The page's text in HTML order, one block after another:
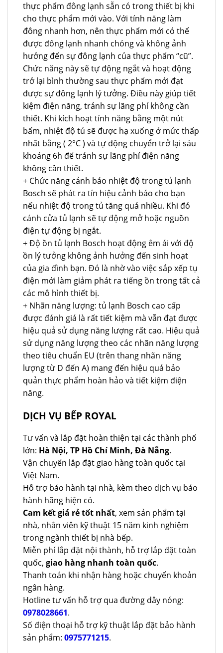
thực phẩm đông lạnh sẵn có trong thiết bị khi
cho thực phẩm mới vào. Với tính năng làm
đông nhanh hơn, nên thực phẩm mới có thể
được đông lạnh nhanh chóng và không ảnh
hưởng đến sự đông lạnh của thực phẩm “cũ”.
Chức năng này sẽ tự động ngắt và hoạt động
trở lại bình thường sau thực phẩm mới đạt
được sự đông lạnh lý tưởng. Điều này giúp tiết
kiệm điện năng, tránh sự lãng phí không cần
thiết. Khi kích hoạt tính năng bằng một nút
bấm, nhiệt độ tủ sẽ được hạ xuống ở mức thấp
nhất bằng ( 2°C ) và tự động chuyển trở lại sáu
khoảng 6h để tránh sự lãng phí điện năng
không cần thiết.
+ Chức năng cảnh báo nhiệt độ trong tủ lạnh
Bosch sẽ phát ra tín hiệu cảnh báo cho bạn
nếu nhiệt độ trong tủ tăng quá nhiều. Khi đó
cánh cửa tủ lạnh sẽ tự động mở hoặc nguồn
điện tự động bị ngắt.
+ Độ ồn tủ lạnh Bosch hoạt động êm ái với độ
ồn lý tưởng không ảnh hưởng đến sinh hoạt
của gia đình bạn. Đó là nhờ vào việc sắp xếp tụ
điện mới làm giảm phát ra tiếng ồn trong tất cả
các mô hình thiết bị.
+ Nhãn năng lượng: tủ lạnh Bosch cao cấp
được đánh giá là rất tiết kiệm mà vẫn đạt được
hiệu quả sử dụng năng lượng rất cao. Hiệu quả
sử dụng năng lượng theo các nhãn năng lượng
theo tiêu chuẩn EU (trên thang nhãn năng
lượng từ D đến A) mang đến hiệu quả bảo
quản thực phẩm hoàn hảo và tiết kiệm điện
năng.
DỊCH VỤ BẾP ROYAL
Tư vấn và lắp đặt hoàn thiện tại các thành phố
lớn: Hà Nội, TP Hồ Chí Minh, Đà Nẵng.
Vận chuyển lắp đặt giao hàng toàn quốc tại
Việt Nam.
Hỗ trợ bảo hành tại nhà, kèm theo dịch vụ bảo
hành hãng hiện có.
Cam kết giá rẻ tốt nhất, xem sản phẩm tại
nhà, nhân viên kỹ thuật 15 năm kinh nghiệm
trong ngành thiết bị nhà bếp.
Miễn phí lắp đặt nội thành, hỗ trợ lắp đặt toàn
quốc, giao hàng nhanh toàn quốc.
Thanh toán khi nhận hàng hoặc chuyển khoản
ngân hàng.
Hotline tư vấn hỗ trợ qua đường dây nóng:
0978028661.
Số điện thoại hỗ trợ kỹ thuật lắp đặt bảo hành
sản phẩm: 0975771215.